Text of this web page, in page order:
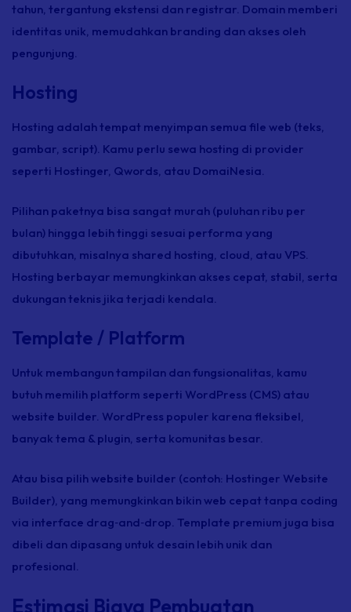
tahun, tergantung ekstensi dan registrar. Domain memberi
identitas unik, memudahkan branding dan akses oleh
pengunjung.
Hosting
Hosting adalah tempat menyimpan semua file web (teks,
gambar, script). Kamu perlu sewa hosting di provider
seperti Hostinger, Qwords, atau DomaiNesia.
Pilihan paketnya bisa sangat murah (puluhan ribu per
bulan) hingga lebih tinggi sesuai performa yang
dibutuhkan, misalnya shared hosting cloud, atau VPS.
Hosting berbayar memungkinkan akses cepat, stabil, serta
dukungan teknis jika terjadi kendala.
Template / Platform
Untuk membangun tampilan dan fungsionalitas, kamu
butuh memilih platform seperti WordPress (CMS) atau
website builder. WordPress populer karena fleksibel,
banyak tema &plugin, serta komunitas besar.
Atau bisa pilih website builder (contoh: Hostinger Website
Builder), yang memungkinkan bikin web cepat tanpa coding
via interface drag‑and‑drop Template premium juga bisa
dibeli dan dipasang untuk desain lebih unik dan
profesional.
Estimasi Biaya Pembuatan